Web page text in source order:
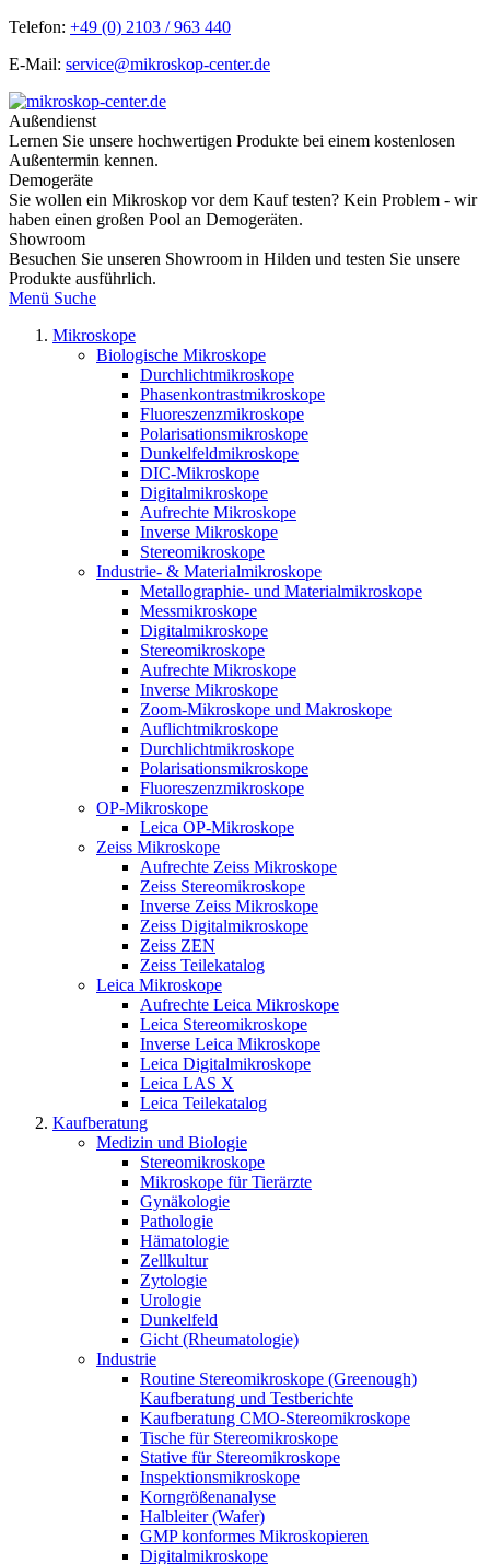
Telefon: +49 (0) 2103 / 963 440
E-Mail: service@mikroskop-center.de
Außendienst
Lernen Sie unsere hochwertigen Produkte bei einem kostenlosen
Außentermin kennen.
Demogeräte
Sie wollen ein Mikroskop vor dem Kauf testen? Kein Problem - wir
haben einen großen Pool an Demogeräten.
Showroom
Besuchen Sie unseren Showroom in Hilden und testen Sie unsere
Produkte ausführlich.
Menü Suche
Mikroskope
Biologische Mikroskope
Durchlichtmikroskope
Phasenkontrastmikroskope
Fluoreszenzmikroskope
Polarisationsmikroskope
Dunkelfeldmikroskope
DIC-Mikroskope
Digitalmikroskope
Aufrechte Mikroskope
Inverse Mikroskope
Stereomikroskope
Industrie- & Materialmikroskope
Metallographie- und Materialmikroskope
Messmikroskope
Digitalmikroskope
Stereomikroskope
Aufrechte Mikroskope
Inverse Mikroskope
Zoom-Mikroskope und Makroskope
Auflichtmikroskope
Durchlichtmikroskope
Polarisationsmikroskope
Fluoreszenzmikroskope
OP-Mikroskope
Leica OP-Mikroskope
Zeiss Mikroskope
Aufrechte Zeiss Mikroskope
Zeiss Stereomikroskope
Inverse Zeiss Mikroskope
Zeiss Digitalmikroskope
Zeiss ZEN
Zeiss Teilekatalog
Leica Mikroskope
Aufrechte Leica Mikroskope
Leica Stereomikroskope
Inverse Leica Mikroskope
Leica Digitalmikroskope
Leica LAS X
Leica Teilekatalog
Kaufberatung
Medizin und Biologie
Stereomikroskope
Mikroskope für Tierärzte
Gynäkologie
Pathologie
Hämatologie
Zellkultur
Zytologie
Urologie
Dunkelfeld
Gicht (Rheumatologie)
Industrie
Routine Stereomikroskope (Greenough)
Kaufberatung und Testberichte
Kaufberatung CMO-Stereomikroskope
Tische für Stereomikroskope
Stative für Stereomikroskope
Inspektionsmikroskope
Korngrößenanalyse
Halbleiter (Wafer)
GMP konformes Mikroskopieren
Digitalmikroskope